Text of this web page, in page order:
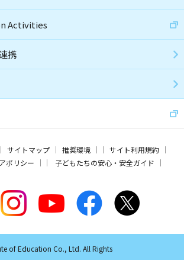
Activities
携
サイトマップ 推奨環境
サイト利用規約
ポリシー
子どもたちの安心・安全ガイド
of Education Co., Ltd. All Rights